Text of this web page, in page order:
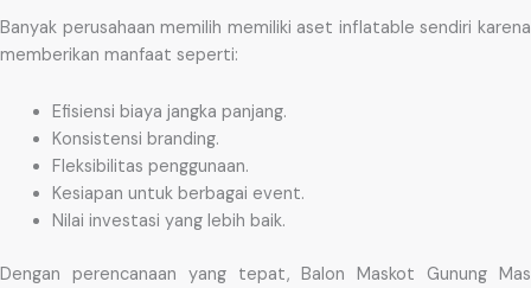
Banyak perusahaan memilih memiliki aset inflatable sendiri karena
memberikan manfaat seperti:
Efisiensi biaya jangka panjang.
Konsistensi branding.
Fleksibilitas penggunaan.
Kesiapan untuk berbagai event.
Nilai investasi yang lebih baik.
Dengan perencanaan yang tepat, Balon Maskot Gunung Mas